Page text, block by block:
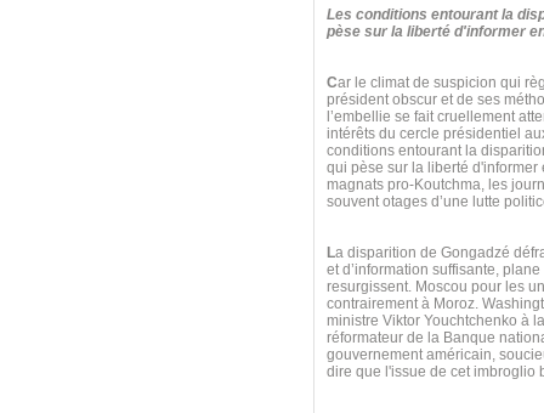
Les conditions entourant la
pèse sur la liberté d'informer
Car le climat de suspicion qui
président obscur et de ses
l’embellie se fait cruellement
intérêts du cercle présidentiel
conditions entourant la
qui pèse sur la liberté
magnats pro-Koutchma, les
souvent otages d’une lutte
La disparition de Gongadzé
et d’information suffisante,
resurgissent. Moscou pour les
contrairement à Moroz.
ministre Viktor Youchtchenko à
réformateur de la Banque
gouvernement américain,
dire que l'issue de cet imbroglio